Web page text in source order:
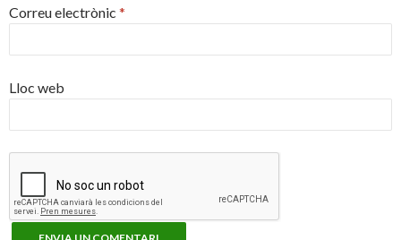
Correu electrònic *
Lloc web